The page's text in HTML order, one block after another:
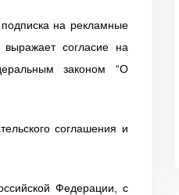
на рекламные
согласие на
законом “О
соглашения и
Федерации, с